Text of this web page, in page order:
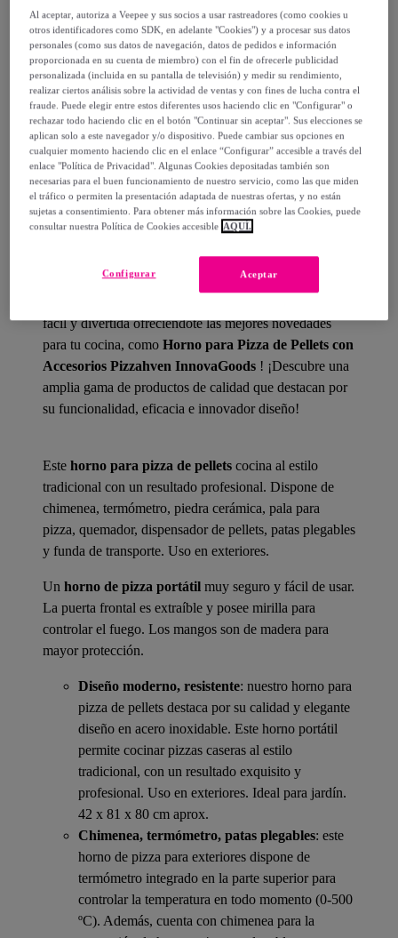
Envío gratis
Entrega: Entre el15/08y el18/08
¿Cómo funciona?
Detalles del producto
fácil y divertida ofreciéndote las mejores novedades
para tu cocina, como Horno para Pizza de Pellets con
Accesorios Pizzahven InnovaGoods ! ¡Descubre una
amplia gama de productos de calidad que destacan por
su funcionalidad, eficacia e innovador diseño!
Este horno para pizza de pellets cocina al estilo
tradicional con un resultado profesional. Dispone de
chimenea, termómetro, piedra cerámica, pala para
pizza, quemador, dispensador de pellets, patas plegables
y funda de transporte. Uso en exteriores.
Un horno de pizza portátil muy seguro y fácil de usar.
La puerta frontal es extraíble y posee mirilla para
controlar el fuego. Los mangos son de madera para
mayor protección.
Diseño moderno, resistente: nuestro horno para
pizza de pellets destaca por su calidad y elegante
diseño en acero inoxidable. Este horno portátil
permite cocinar pizzas caseras al estilo
tradicional, con un resultado exquisito y
profesional. Uso en exteriores. Ideal para jardín.
42 x 81 x 80 cm aprox.
Chimenea, termómetro, patas plegables: este
horno de pizza para exteriores dispone de
termómetro integrado en la parte superior para
controlar la temperatura en todo momento (0-500
ºC). Además, cuenta con chimenea para la
Al aceptar, autoriza a Veepee y sus socios a usar rastreadores (como cookies u
otros identificadores como SDK, en adelante "Cookies") y a procesar sus datos
personales (como sus datos de navegación, datos de pedidos e información
proporcionada en su cuenta de miembro) con el fin de ofrecerle publicidad
personalizada (incluida en su pantalla de televisión) y medir su rendimiento,
realizar ciertos análisis sobre la actividad de ventas y con fines de lucha contra el
fraude. Puede elegir entre estos diferentes usos haciendo clic en "Configurar" o
rechazar todo haciendo clic en el botón "Continuar sin aceptar". Sus elecciones se
aplican solo a este navegador y/o dispositivo. Puede cambiar sus opciones en
cualquier momento haciendo clic en el enlace “Configurar” accesible a través del
enlace "Política de Privacidad". Algunas Cookies depositadas también son
necesarias para el buen funcionamiento de nuestro servicio, como las que miden
el tráfico o permiten la presentación adaptada de nuestras ofertas, y no están
sujetas a consentimiento. Para obtener más información sobre las Cookies, puede
consultar nuestra Política de Cookies accesible AQUÍ.
Aceptar
Configurar